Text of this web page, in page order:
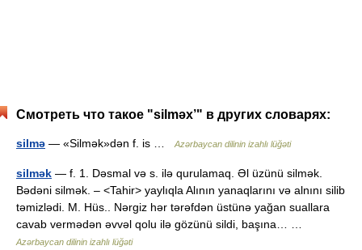
Смотреть что такое "silməx’" в других словарях:
silmə — «Silmək»dən f. is … Azərbaycan dilinin izahlı lüğəti
silmək — f. 1. Dəsmal və s. ilə qurulamaq. Əl üzünü silmək.
Bədəni silmək. – <Tahir> yaylıqla Alının yanaqlarını və alnını silib
təmizlədi. M. Hüs.. Nərgiz hər tərəfdən üstünə yağan suallara
cavab vermədən əvvəl qolu ilə gözünü sildi, başına… …
Azərbaycan dilinin izahlı lüğəti